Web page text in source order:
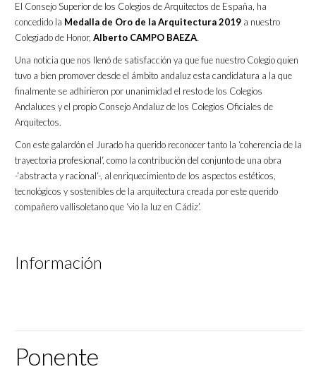
El Consejo Superior de los Colegios de Arquitectos de España, ha
concedido la Medalla de Oro de la Arquitectura 2019 a nuestro
Colegiado de Honor, Alberto CAMPO BAEZA.
Una noticia que nos llenó de satisfacción ya que fue nuestro Colegio quien
tuvo a bien promover desde el ámbito andaluz esta candidatura a la que
finalmente se adhirieron por unanimidad el resto de los Colegios
Andaluces y el propio Consejo Andaluz de los Colegios Oficiales de
Arquitectos.
Con este galardón el Jurado ha querido reconocer tanto la ‘coherencia de la
trayectoria profesional‘, como la contribución del conjunto de una obra
-‘abstracta y racional‘-, al enriquecimiento de los aspectos estéticos,
tecnológicos y sostenibles de la arquitectura creada por este querido
compañero vallisoletano que ‘vio la luz en Cádiz’.
Información
Ponente